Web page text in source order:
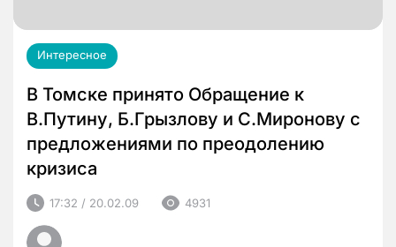
Интересное
В Томске принято Обращение к
В.Путину, Б.Грызлову и С.Миронову с
предложениями по преодолению
кризиса
17:32 / 20.02.09 4931